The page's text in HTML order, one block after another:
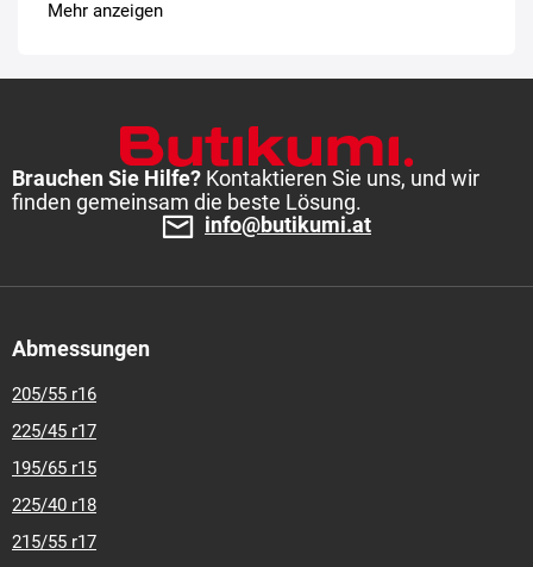
245-45-r-19 255-45-r-19
Mehr anzeigen
Brauchen Sie Hilfe? Kontaktieren Sie uns, und wir
finden gemeinsam die beste Lösung.
info@butikumi.at
Abmessungen
205/55 r16
225/45 r17
195/65 r15
225/40 r18
215/55 r17